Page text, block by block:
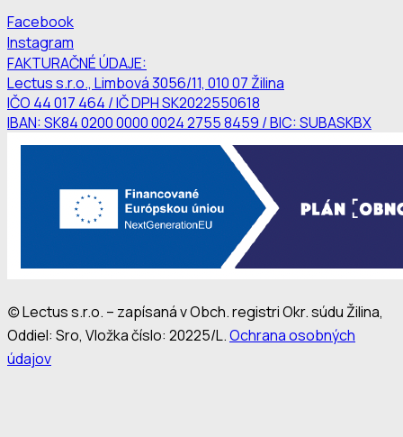
Facebook
Instagram
FAKTURAČNÉ ÚDAJE:
Lectus s.r.o., Limbová 3056/11, 010 07 Žilina
IČO 44 017 464 / IČ DPH SK2022550618
IBAN: SK84 0200 0000 0024 2755 8459 / BIC: SUBASKBX
(c) Lectus s.r.o. – zapísaná v Obch. registri Okr. súdu Žilina,
Oddiel: Sro, Vložka číslo: 20225/L.Ochrana osobných
údajov